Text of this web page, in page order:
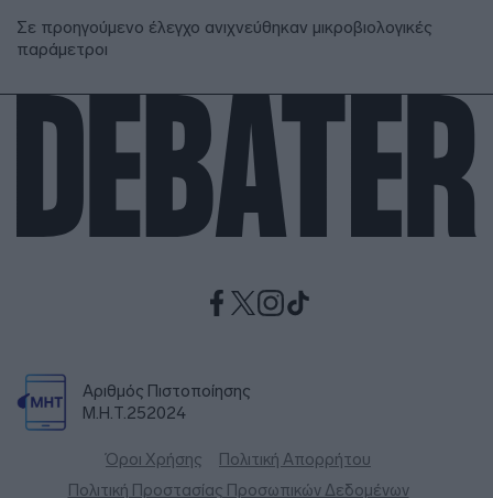
Σε προηγούμενο έλεγχο ανιχνεύθηκαν μικροβιολογικές
παράμετροι
Αριθμός Πιστοποίησης
Μ.Η.Τ.252024
Όροι Χρήσης
Πολιτική Απορρήτου
Πολιτική Προστασίας Προσωπικών Δεδομένων